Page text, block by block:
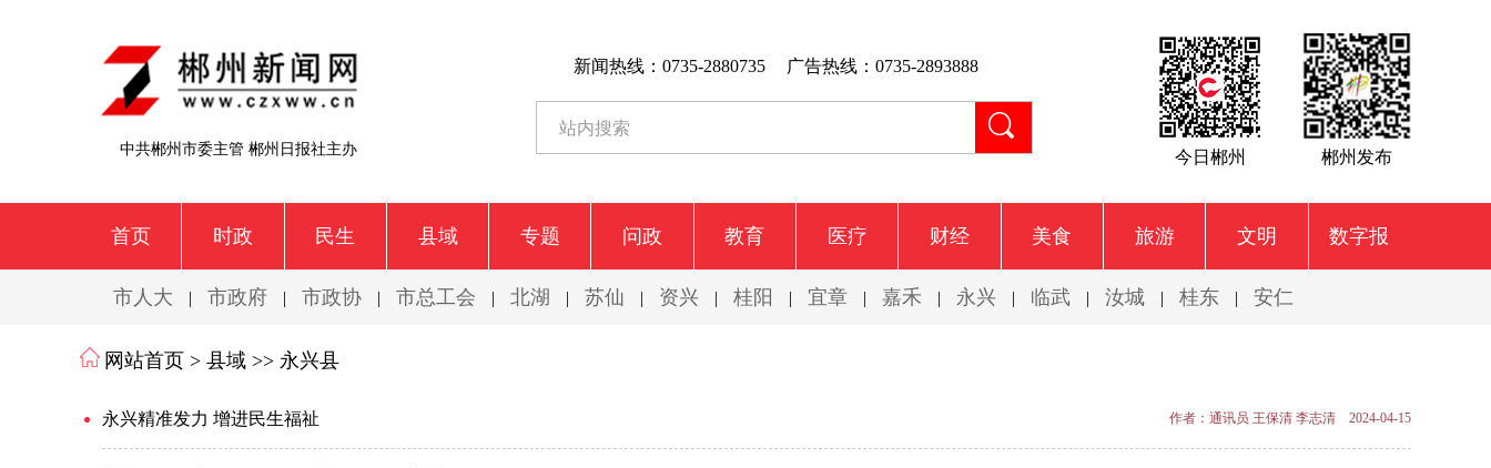
中共郴州市委主管 郴州日报社主办
新闻热线：0735-2880735 广告热线：0735-2893888
今日郴州 郴州发布
首页 时政 民生 县域 专题 问政 教育 医疗 财经 美食 旅游 文明 数字报
市人大 | 市政府 | 市政协 | 市总工会 | 北湖 | 苏仙 | 资兴 | 桂阳 | 宜章 | 嘉禾 | 永兴 | 临武 | 汝城 | 桂东 | 安仁
网站首页 > 县域 >> 永兴县
永兴精准发力 增进民生福祉 作者：通讯员 王保清 李志清 2024-04-15